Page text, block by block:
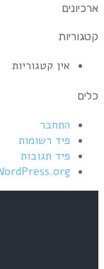
ארכיונים
קטגוריות
אין קטגוריות
כלים
התחבר
פיד רשומות
פיד תגובות